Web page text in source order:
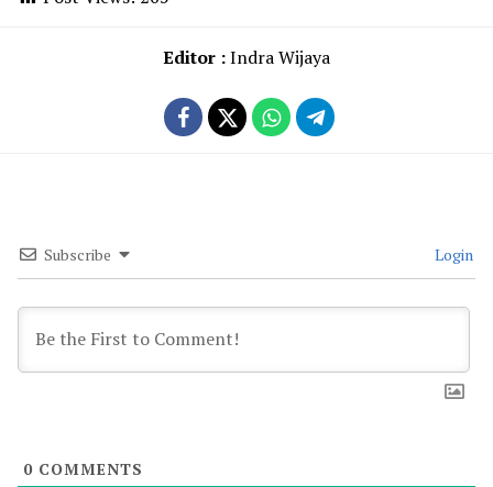
Editor :Indra Wijaya
Subscribe Login
0 COMMENTS